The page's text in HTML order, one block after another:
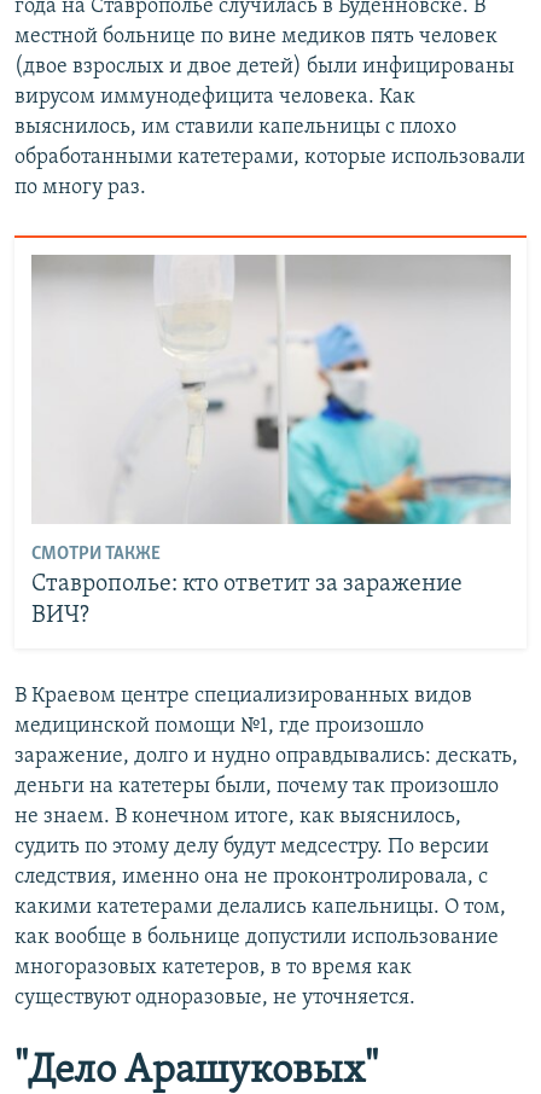
года на Ставрополье случилась в Буденновске. В
местной больнице по вине медиков пять человек
(двое взрослых и двое детей) были инфицированы
вирусом иммунодефицита человека. Как
выяснилось, им ставили капельницы с плохо
обработанными катетерами, которые использовали
по многу раз.
СМОТРИ ТАКЖЕ
Ставрополье: кто ответит за заражение
ВИЧ?
В Краевом центре специализированных видов
медицинской помощи №1, где произошло
заражение, долго и нудно оправдывались: дескать,
деньги на катетеры были, почему так произошло
не знаем. В конечном итоге, как выяснилось,
судить по этому делу будут медсестру. По версии
следствия, именно она не проконтролировала, с
какими катетерами делались капельницы. О том,
как вообще в больнице допустили использование
многоразовых катетеров, в то время как
существуют одноразовые, не уточняется.
"Дело Арашуковых"